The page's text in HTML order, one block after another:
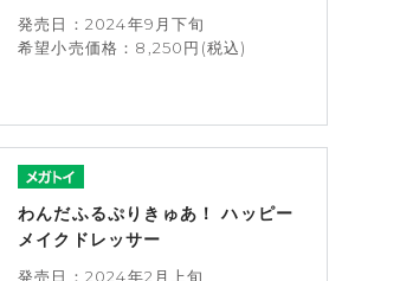
発売日：2024年9月下旬
希望小売価格：8,250円(税込)
わんだふるぷりきゅあ！ ハッピー
メイクドレッサー
発売日：2024年2月上旬